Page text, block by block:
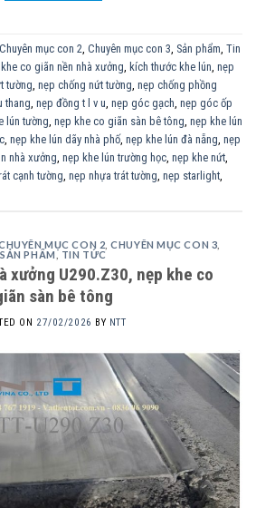
Chuyên mục con 2 Chuyên mục con 3 Sản phẩm Tin
khe co giãn nền nhà xưởng kích thước khe lún nẹp
tường nẹp chống nứt tường nẹp chống phồng
thang nẹp đồng t l v u nẹp góc gạch nẹp góc ốp
lún tường nẹp khe co giãn sàn bê tông nẹp khe lún
nẹp khe lún dãy nhà phố nẹp khe lún đà nẵng nẹp
nhà xưởng nẹp khe lún trường học nẹp khe nứt
cạnh tường nẹp nhựa trát tường nẹp starlight
MỤC CON 2 ,CHUYÊN MỤC CON 3
SẢN PHẨM , TIN TỨC
xưởng U290.Z30, nẹp khe co
sàn bê tông
ON 27/02/2026 BY NTT